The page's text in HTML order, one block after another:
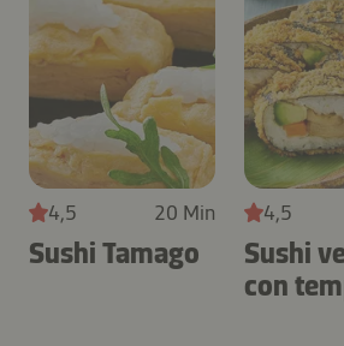
4,5 20 Min
Sushi Tamago
4,5
Sushi
con